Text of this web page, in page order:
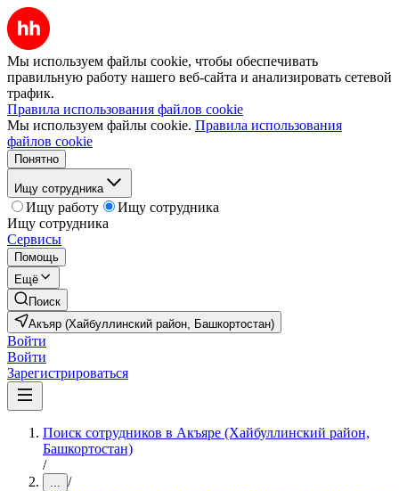
Мы используем файлы cookie, чтобы обеспечивать
правильную работу нашего веб-сайта и анализировать сетевой
трафик.
Правила использования файлов cookie
Мы используем файлы cookie. Правила использования
файлов cookie
Понятно
Ищу сотрудника
Ищу работу
Ищу сотрудника
Ищу сотрудника
Сервисы
Помощь
Ещё
Поиск
Акъяр (Хайбуллинский район, Башкортостан)
Войти
Войти
Зарегистрироваться
Поиск сотрудников в Акъяре (Хайбуллинский район,
Башкортостан)
/
... /